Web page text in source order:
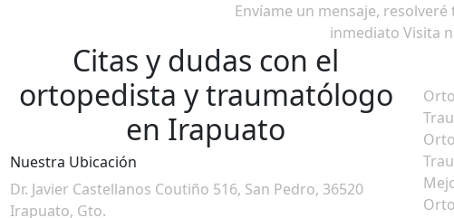
Envíame un mensaje, resolveré
inmediato Visita
Citas y dudas con el
ortopedista y traumatólogo
en Irapuato
Nuestra Ubicación
Dr. Javier Castellanos Coutiño 516, San Pedro, 36520
Irapuato, Gto.